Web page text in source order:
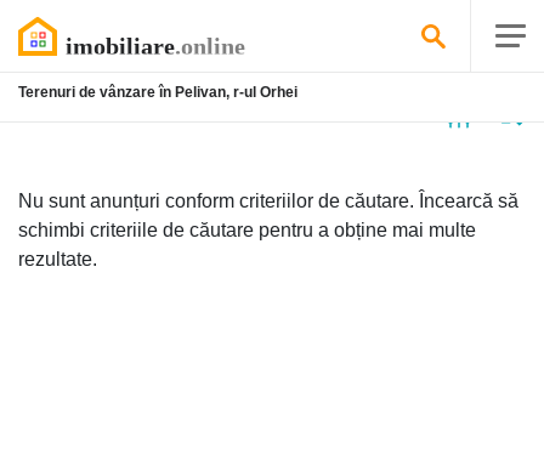
Terenuri de vânzare în Pelivan, r-ul Orhei
Nu sunt anunțuri conform criteriilor de căutare. Încearcă să
schimbi criteriile de căutare pentru a obține mai multe
rezultate.